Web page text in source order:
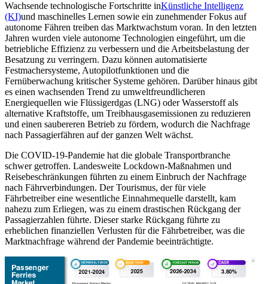
Wachsende technologische Fortschritte inKünstliche Intelligenz
(KI)und maschinelles Lernen sowie ein zunehmender Fokus auf
autonome Fähren treiben das Marktwachstum voran. In den letzten
Jahren wurden viele autonome Technologien eingeführt, um die
betriebliche Effizienz zu verbessern und die Arbeitsbelastung der
Besatzung zu verringern. Dazu können automatisierte
Festmachersysteme, Autopilotfunktionen und die
Fernüberwachung kritischer Systeme gehören. Darüber hinaus gibt
es einen wachsenden Trend zu umweltfreundlicheren
Energiequellen wie Flüssigerdgas (LNG) oder Wasserstoff als
alternative Kraftstoffe, um Treibhausgasemissionen zu reduzieren
und einen saubereren Betrieb zu fördern, wodurch die Nachfrage
nach Passagierfähren auf der ganzen Welt wächst.
Die COVID-19-Pandemie hat die globale Transportbranche
schwer getroffen. Landesweite Lockdown-Maßnahmen und
Reisebeschränkungen führten zu einem Einbruch der Nachfrage
nach Fährverbindungen. Der Tourismus, der für viele
Fährbetreiber eine wesentliche Einnahmequelle darstellt, kam
nahezu zum Erliegen, was zu einem drastischen Rückgang der
Passagierzahlen führte. Dieser starke Rückgang führte zu
erheblichen finanziellen Verlusten für die Fährbetreiber, was die
Marktnachfrage während der Pandemie beeinträchtigte.